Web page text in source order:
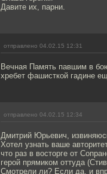
Давите их, парни.
отправлено 04.02.15 12:31
Вечная Память павшим в
хребет фашисткой гадине
отправлено 04.02.15 12:34
Дмитрий Юрьевич,
Хотел узнать ваше
что раз в восторге от
герой прямиком оттуда
Смотрели ли? Если да, и